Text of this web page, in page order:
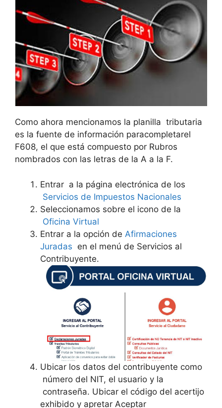
Como ahora mencionamos la planilla tributaria
es la fuente de información paracompletarel
F608, el que está compuesto por Rubros
nombrados con las letras de la A a la F.
Entrar a la página electrónica de los
Servicios de Impuestos Nacionales
Seleccionamos sobre el icono de la
Oficina Virtual
Entrar a la opción de Afirmaciones
Juradas en el menú de Servicios al
Contribuyente.
Ubicar los datos del contribuyente como
número del NIT, el usuario y la
contraseña. Ubicar el código del acertijo
exhibido y apretar Aceptar